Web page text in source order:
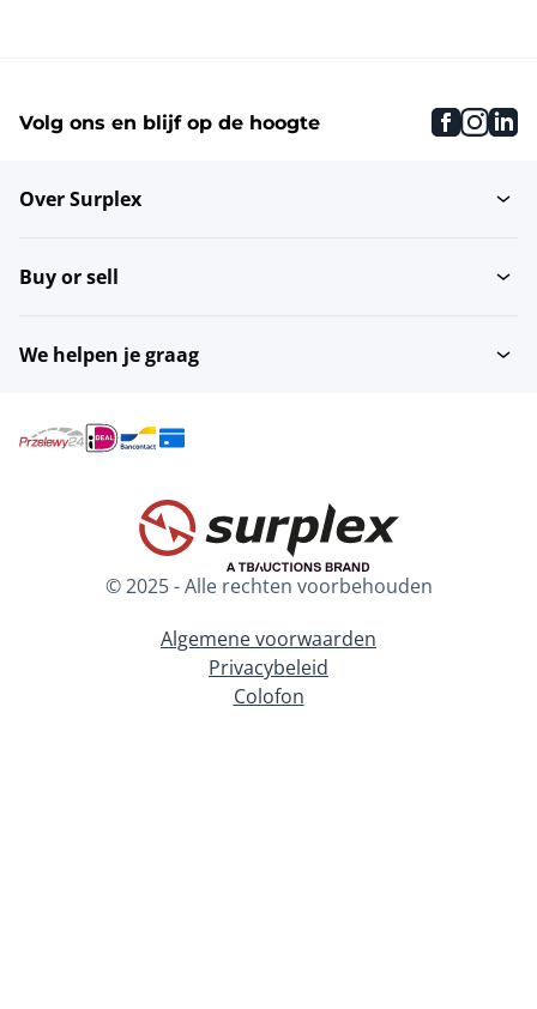
Volg ons en blijf op de hoogte
Over Surplex
Buy or sell
We helpen je graag
© 2025 - Alle rechten voorbehouden
Algemene voorwaarden
Privacybeleid
Colofon